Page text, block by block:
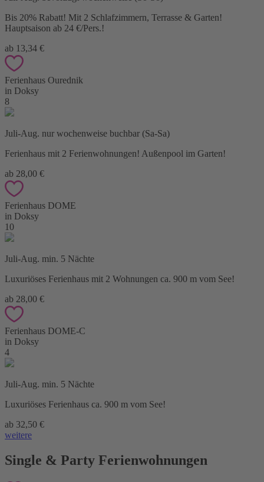
Bis 20% Rabatt! Mit 2 Schlafzimmern, Terrasse & Garten!
Hauptsaison ab 24 €/Pers.!
ab 13,34 €
Ferienhaus Ourednik
in Doksy
8
Juli-Aug. nur wochenweise buchbar (Sa-Sa)
Ferienhaus mit 2 Ferienwohnungen! Außenpool im Garten!
ab 28,00 €
Ferienhaus DOME
in Doksy
10
Juli-Aug. min. 5 Nächte
Luxuriöses Ferienhaus mit 2 Wohnungen ca. 900 m vom See!
ab 28,00 €
Ferienhaus DOME-C
in Doksy
4
Juli-Aug. min. 5 Nächte
Luxuriöses Ferienhaus ca. 900 m vom See!
ab 32,50 €
weitere
Single & Party Ferienwohnungen